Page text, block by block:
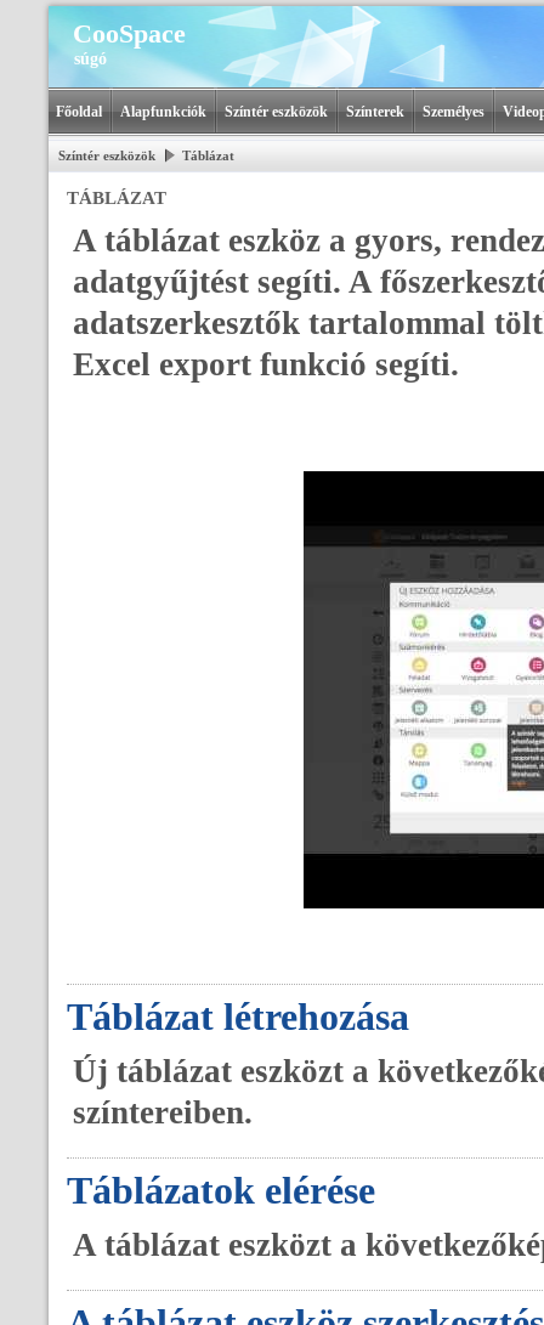
CooSpace
súgó
Főoldal Alapfunkciók Színtér eszközök Színterek Személyes
Színtér eszközök Táblázat
TÁBLÁZAT
A táblázat eszköz a gyors,
adatgyűjtést segíti. A
adatszerkesztők tartalommal
Excel export funkció segíti.
Táblázat létrehozása
Új táblázat eszközt a
színtereiben.
Táblázatok elérése
A táblázat eszközt a